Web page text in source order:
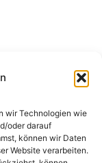
wir Technologien wie
oder darauf
können wir Daten
Website verarbeiten.
für
Kühlung
Autos der